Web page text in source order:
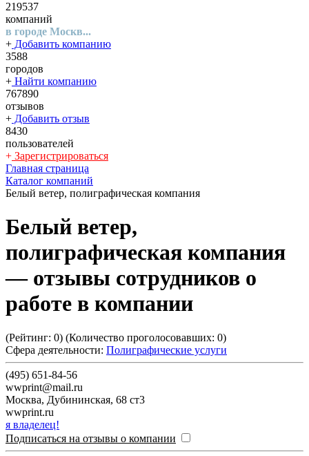
219537
компаний
в городе Москв...
+ Добавить компанию
3588
городов
+ Найти компанию
767890
отзывов
+ Добавить отзыв
8430
пользователей
+ Зарегистрироваться
Главная страница
Каталог компаний
Белый ветер, полиграфическая компания
Белый ветер,
полиграфическая компания
— отзывы сотрудников о
работе в компании
(Рейтинг: 0) (Количество проголосовавших: 0)
Сфера деятельности: Полиграфические услуги
(495) 651-84-56
wwprint@mail.ru
Москва, Дубининская, 68 ст3
wwprint.ru
я владелец!
Подписаться на отзывы о компании